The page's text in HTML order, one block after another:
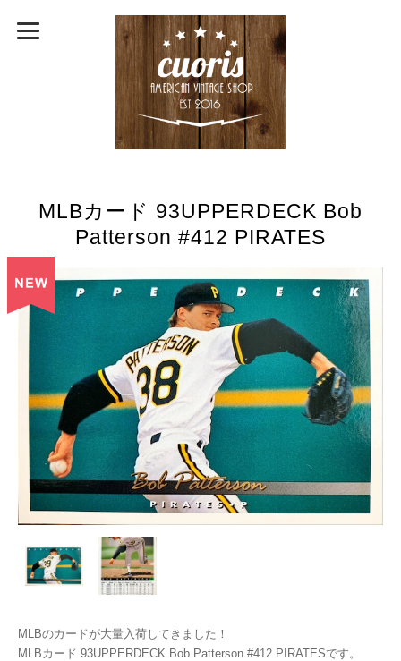
MLBカード 93UPPERDECK Bob
Patterson #412 PIRATES
MLBのカードが大量入荷してきました！
MLBカード 93UPPERDECK Bob Patterson #412 PIRATESです。